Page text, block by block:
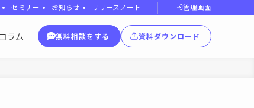
セミナー お知らせ リリースノート 管理画面
コラム 無料相談をする 資料ダウンロード